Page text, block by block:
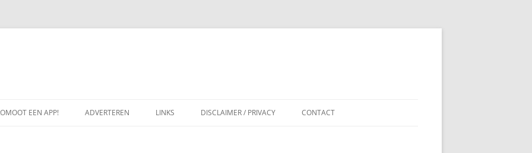
EEN APP! ADVERTEREN LINKS DISCLAIMER / PRIVACY CONTACT